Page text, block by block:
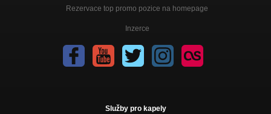
Rezervace top promo pozice na homepage
Inzerce
Služby pro kapely